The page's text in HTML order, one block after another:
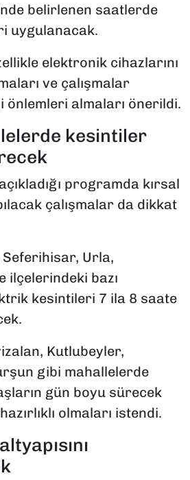
belirlenen saatlerde
uygulanacak.
elektronik cihazlarını
ve çalışmalar
önlemleri almaları önerildi.
kesintiler
programda kırsal
çalışmalar da dikkat
Seferihisar, Urla,
ilçelerindeki bazı
kesintileri 7 ila 8 saate
Kutlubeyler,
gibi mahallelerde
gün boyu sürecek
olmaları istendi.